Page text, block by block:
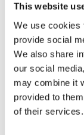
This website
We use cookies
provide social
We also share
our social
may combine it
provided to
of their services.
Inhalte von bis
Gemeint ist
im Film,
Charaktere,
7. Die
gerne